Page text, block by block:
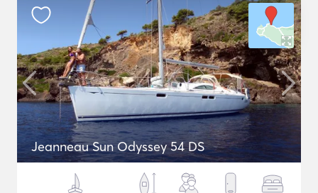
Jeanneau Sun Odyssey 54 DS